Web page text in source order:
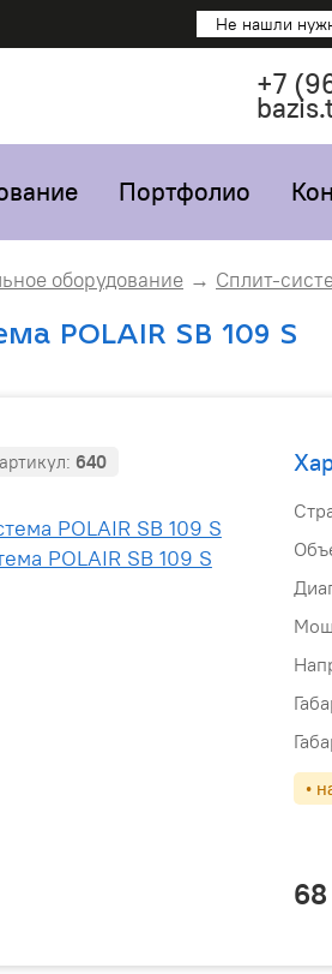
Не нашли
+7
Портфолио
оборудование Сплит-
POLAIR SB 109 S
артикул: 640
•